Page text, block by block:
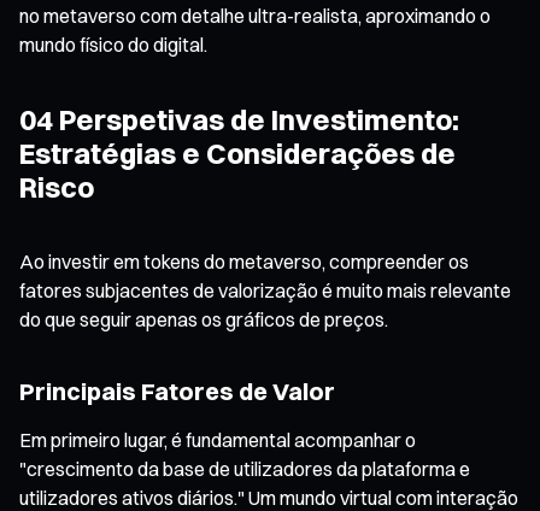
no metaverso com detalhe ultra-realista, aproximando o
mundo físico do digital.
04 Perspetivas de Investimento:
Estratégias e Considerações de
Risco
Ao investir em tokens do metaverso, compreender os
fatores subjacentes de valorização é muito mais relevante
do que seguir apenas os gráficos de preços.
Principais Fatores de Valor
Em primeiro lugar, é fundamental acompanhar o
"crescimento da base de utilizadores da plataforma e
utilizadores ativos diários." Um mundo virtual com interação